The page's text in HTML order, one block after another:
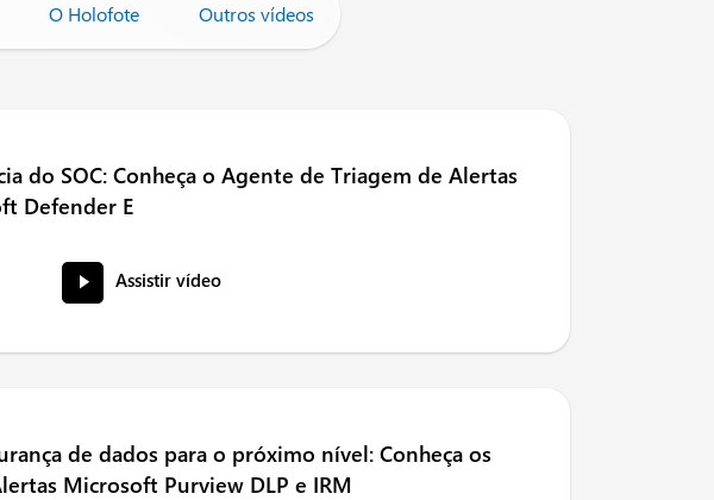
O Holofote Outros vídeos
do SOC: Conheça o Agente de Triagem de Alertas
Defender E
Assistir vídeo
de dados para o próximo nível: Conheça os
Microsoft Purview DLP e IRM